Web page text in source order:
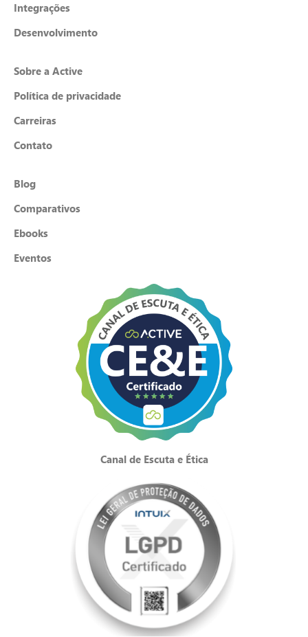
Integrações
Desenvolvimento
Sobre a Active
Política de privacidade
Carreiras
Contato
Blog
Comparativos
Ebooks
Eventos
Canal de Escuta e Ética